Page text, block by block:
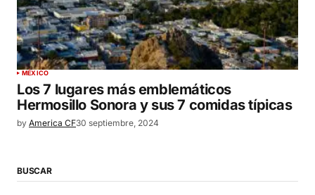
MÉXICO
Los 7 lugares más emblemáticos
Hermosillo Sonora y sus 7 comidas típicas
by America CF30 septiembre, 2024
BUSCAR